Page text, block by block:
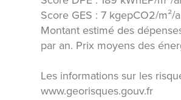
Score GES : 7 kgepCO2/m²/
Montant estimé des
par an. Prix moyens des
Les informations sur les
www.georisques.gouv.fr